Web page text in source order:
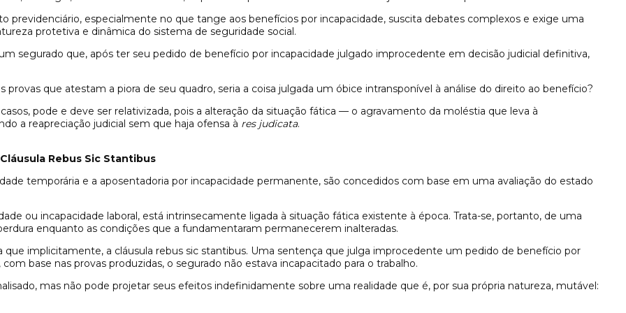
previdenciário, especialmente no que tange aos benefícios por incapacidade, suscita debates complexos e exige uma
protetiva e dinâmica do sistema de seguridade social.
segurado que, após ter seu pedido de benefício por incapacidade julgado improcedente em decisão judicial definitiva,
que atestam a piora de seu quadro, seria a coisa julgada um óbice intransponível à análise do direito ao benefício?
pode e deve ser relativizada, pois a alteração da situação fática — o agravamento da moléstia que leva à
a reapreciação judicial sem que haja ofensa à res judicata.
Rebus Sic Stantibus
temporária e a aposentadoria por incapacidade permanente, são concedidos com base em uma avaliação do estado
ou incapacidade laboral, está intrinsecamente ligada à situação fática existente à época. Trata-se, portanto, de uma
enquanto as condições que a fundamentaram permanecerem inalteradas.
que implicitamente, a cláusula rebus sic stantibus. Uma sentença que julga improcedente um pedido de benefício por
base nas provas produzidas, o segurado não estava incapacitado para o trabalho.
mas não pode projetar seus efeitos indefinidamente sobre uma realidade que é, por sua própria natureza, mutável: